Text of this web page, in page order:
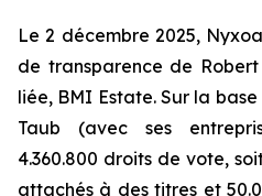
Le 2 décembre 2025,
de transparence de
liée, BMI Estate. Sur la
Taub (avec ses
4.360.800 droits de vote,
attachés à des titres et